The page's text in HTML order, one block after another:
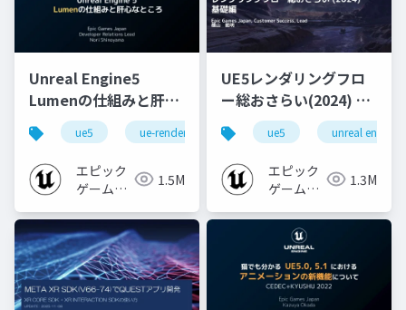
Unreal Engine5
Lumenの仕組みと肝心
なところ
ue5 ue-rendering ue-lumen
エピック
ゲームズ
1.5M
UE5レンダリングフロ
ー総おさらい(2024) 基
礎編！
[CEDEC+KYUSHU
2024]
ue5 unreal engine
エピック
ゲームズ
1.3M